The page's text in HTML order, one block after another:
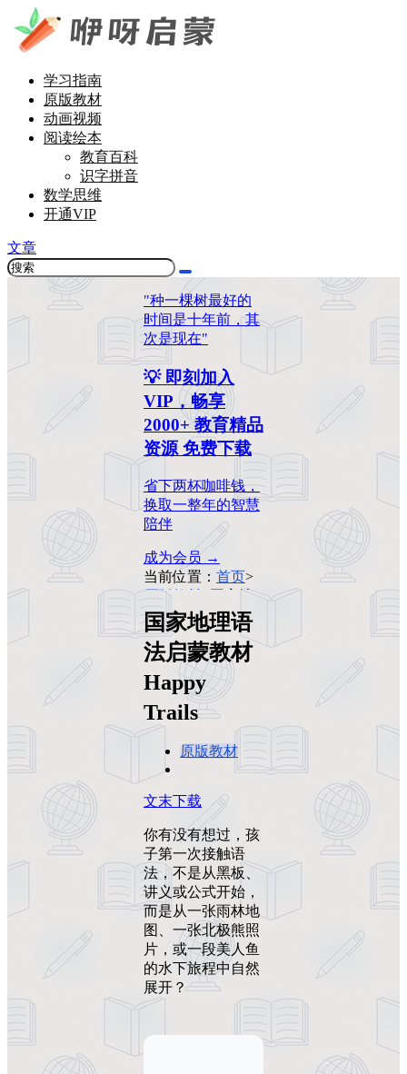
学习指南
原版教材
动画视频
阅读绘本
教育百科
识字拼音
数学思维
开通VIP
文章
"种一棵树最好的
时间是十年前，其
次是现在"
💡 即刻加入
VIP，畅享
2000+ 教育精品
资源 免费下载
省下两杯咖啡钱，
换取一整年的智慧
陪伴
成为会员 →
当前位置： 首页>
原版教材
国家地
理语法启蒙教材
Happy Trails
国家地理语
法启蒙教材
Happy
Trails
原版教材
文末下载
你有没有想过，孩
子第一次接触语
法，不是从黑板、
讲义或公式开始，
而是从一张雨林地
图、一张北极熊照
片，或一段美人鱼
的水下旅程中自然
展开？